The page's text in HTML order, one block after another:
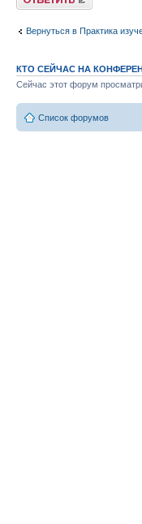
Вернуться в Практика
КТО СЕЙЧАС НА
Сейчас этот форум
Список форумов